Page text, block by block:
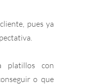
pues ya
platillos con
o que